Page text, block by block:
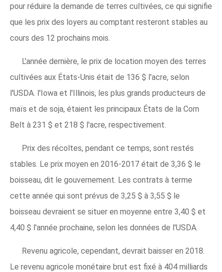
pour réduire la demande de terres cultivées, ce qui signifie
que les prix des loyers au comptant resteront stables au
cours des 12 prochains mois.
L'année dernière, le prix de location moyen des terres
cultivées aux États-Unis était de 136 $ l'acre, selon
l'USDA. l'Iowa et l'Illinois, les plus grands producteurs de
maïs et de soja, étaient les principaux États de la Corn
Belt à 231 $ et 218 $ l'acre, respectivement.
Prix ​​des récoltes, pendant ce temps, sont restés
stables. Le prix moyen en 2016-2017 était de 3,36 $ le
boisseau, dit le gouvernement. Les contrats à terme
cette année qui sont prévus de 3,25 $ à 3,55 $ le
boisseau devraient se situer en moyenne entre 3,40 $ et
4,40 $ l'année prochaine, selon les données de l'USDA.
Revenu agricole, cependant, devrait baisser en 2018.
Le revenu agricole monétaire brut est fixé à 404 milliards